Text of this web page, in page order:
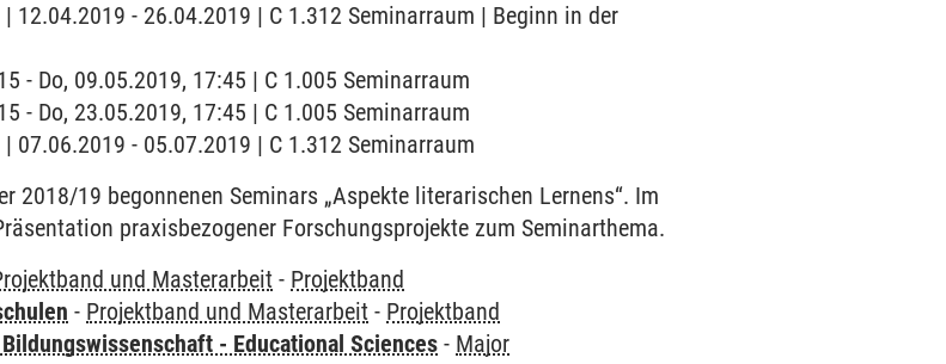
12.04.2019 - 26.04.2019 | C 1.312 Seminarraum | Beginn in der
- Do, 09.05.2019, 17:45 | C 1.005 Seminarraum
- Do, 23.05.2019, 17:45 | C 1.005 Seminarraum
07.06.2019 - 05.07.2019 | C 1.312 Seminarraum
2018/19 begonnenen Seminars „Aspekte literarischen Lernens“. Im
praxisbezogener Forschungsprojekte zum Seminarthema.
und Masterarbeit - Projektband
- Projektband und Masterarbeit - Projektband
- Educational Sciences - Major